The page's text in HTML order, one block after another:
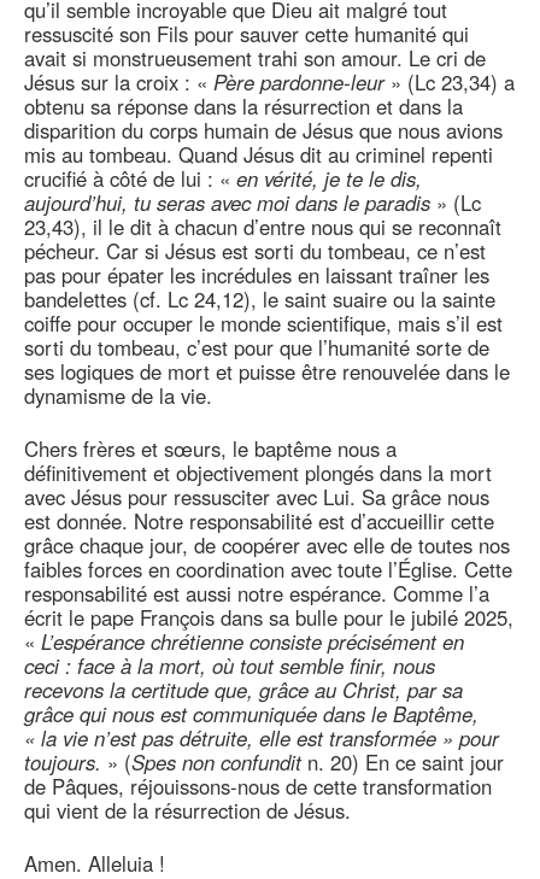
qu’il semble incroyable que Dieu ait malgré tout
ressuscité son Fils pour sauver cette humanité qui
avait si monstrueusement trahi son amour. Le cri de
Jésus sur la croix : « Père pardonne-leur» (Lc 23,34) a
obtenu sa réponse dans la résurrection et dans la
disparition du corps humain de Jésus que nous avions
mis au tombeau. Quand Jésus dit au criminel repenti
crucifié à côté de lui : « en vérité, je te le dis,
aujourd’hui, tu seras avec moi dans le paradis » (Lc
23,43), il le dit à chacun d’entre nous qui se reconnaît
pécheur. Car si Jésus est sorti du tombeau, ce n’est
pas pour épater les incrédules en laissant traîner les
bandelettes (cf. Lc 24,12), le saint suaire ou la sainte
coiffe pour occuper le monde scientifique, mais s’il est
sorti du tombeau, c’est pour que l’humanité sorte de
ses logiques de mort et puisse être renouvelée dans le
dynamisme de la vie.
Chers frères et sœurs, le baptême nous a
définitivement et objectivement plongés dans la mort
avec Jésus pour ressusciter avec Lui. Sa grâce nous
est donnée. Notre responsabilité est d’accueillir cette
grâce chaque jour, de coopérer avec elle de toutes nos
faibles forces en coordination avec toute l’Église. Cette
responsabilité est aussi notre espérance. Comme l’a
écrit le pape François dans sa bulle pour le jubilé 2025,
« L’espérance chrétienne consiste précisément en
ceci : face à la mort, où tout semble finir, nous
recevons la certitude que, grâce au Christ, par sa
grâce qui nous est communiquée dans le Baptême,
« la vie n’est pas détruite, elle est transformée » pour
toujours. » (Spes non confunditn. 20) En ce saint jour
de Pâques, réjouissons-nous de cette transformation
qui vient de la résurrection de Jésus.
Amen. Alleluia !